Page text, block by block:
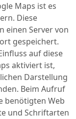
Maps ist es
Diese
einen Server von
gespeichert.
auf diese
aktiviert ist,
Darstellung
Beim Aufruf
benötigten Web
und Schriftarten